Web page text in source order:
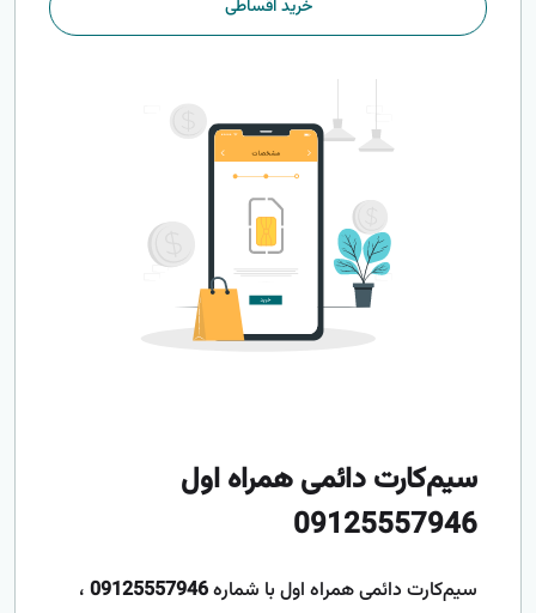
خرید اقساطی
سیم‌کارت دائمی همراه اول
09125557946
سیم‌کارت دائمی همراه اول با شماره09125557946 ،